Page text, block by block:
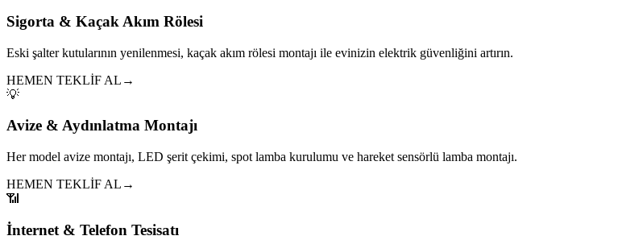
Sigorta & Kaçak Akım Rölesi
Eski şalter kutularının yenilenmesi, kaçak akım rölesi montajı ile evinizin elektrik güvenliğini artırın.
HEMEN TEKLİF AL →
💡
Avize & Aydınlatma Montajı
Her model avize montajı, LED şerit çekimi, spot lamba kurulumu ve hareket sensörlü lamba montajı.
HEMEN TEKLİF AL →
📶
İnternet & Telefon Tesisatı